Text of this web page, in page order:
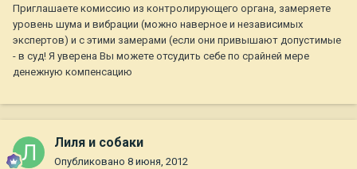
Приглашаете комиссию из контролирующего органа, замеряете
уровень шума и вибрации (можно наверное и независимых
экспертов) и с этими замерами (если они привышают допустимые
- в суд! Я уверена Вы можете отсудить себе по срайней мере
денежную компенсацию
Лиля и собаки
Опубликовано 8 июня, 2012